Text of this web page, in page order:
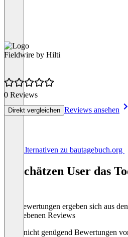
Fieldwire by Hilti
0 Reviews
Direkt vergleichen Reviews ansehen
Alle Alternativen zu bautagebuch.org
So schätzen User das
Die Bewertungen ergeben sich aus
abgegebenen Reviews
Noch nicht genügend Bewertungen